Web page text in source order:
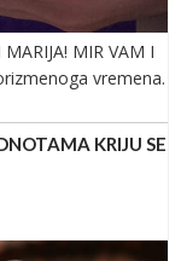
MIR VAM I
vremena.
KRIJU SE